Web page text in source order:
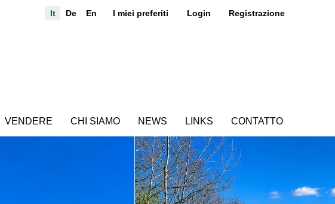
It De En I miei preferiti Login Registrazione
VENDERE CHI SIAMO NEWS LINKS CONTATTO